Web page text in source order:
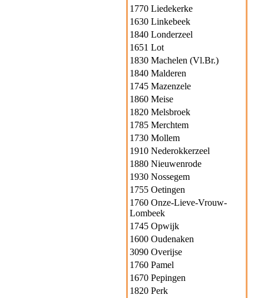
1770 Liedekerke
1630 Linkebeek
1840 Londerzeel
1651 Lot
1830 Machelen (Vl.Br.)
1840 Malderen
1745 Mazenzele
1860 Meise
1820 Melsbroek
1785 Merchtem
1730 Mollem
1910 Nederokkerzeel
1880 Nieuwenrode
1930 Nossegem
1755 Oetingen
1760 Onze-Lieve-Vrouw-
Lombeek
1745 Opwijk
1600 Oudenaken
3090 Overijse
1760 Pamel
1670 Pepingen
1820 Perk